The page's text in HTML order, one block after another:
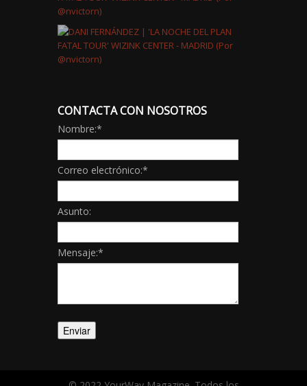
CONTACTA CON NOSOTROS
Nombre:*
Correo electrónico:*
Asunto:
Mensaje:*